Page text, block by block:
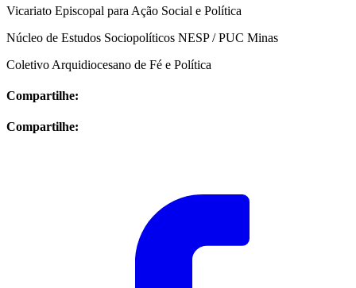
Vicariato Episcopal para Ação Social e Política
Núcleo de Estudos Sociopolíticos NESP / PUC Minas
Coletivo Arquidiocesano de Fé e Política
Compartilhe:
Compartilhe: